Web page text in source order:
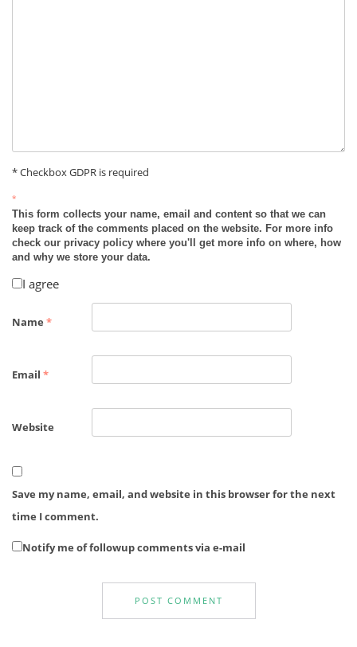
* Checkbox GDPR is required
*
This form collects your name, email and content so that we can
keep track of the comments placed on the website. For more info
check our privacy policy where you'll get more info on where, how
and why we store your data.
I agree
Name *
Email *
Website
Save my name, email, and website in this browser for the next
time I comment.
Notify me of followup comments via e-mail